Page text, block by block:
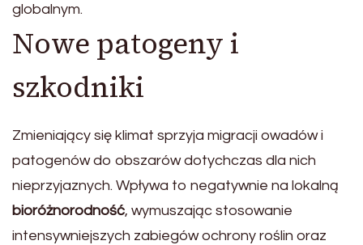
globalnym.
Nowe patogeny i
szkodniki
Zmieniający się klimat sprzyja migracji owadów i
patogenów do obszarów dotychczas dla nich
nieprzyjaznych. Wpływa to negatywnie na lokalną
bioróżnorodność, wymuszając stosowanie
intensywniejszych zabiegów ochrony roślin oraz